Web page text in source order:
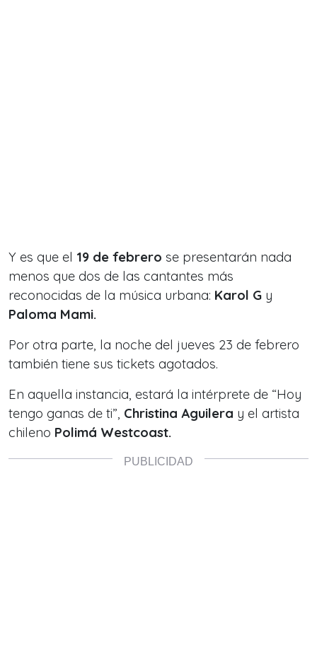
Y es que el 19 de febrero se presentarán nada
menos que dos de las cantantes más
reconocidas de la música urbana: Karol G y
Paloma Mami.
Por otra parte, la noche del jueves 23 de febrero
también tiene sus tickets agotados.
En aquella instancia, estará la intérprete de “Hoy
tengo ganas de ti”, Christina Aguilera y el artista
chileno Polimá Westcoast.